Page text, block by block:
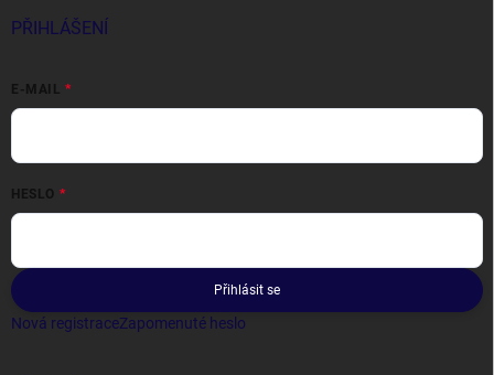
PŘIHLÁŠENÍ
E-MAIL
HESLO
Přihlásit se
Nová registraceZapomenuté heslo